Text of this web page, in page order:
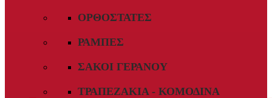
ΟΡΘΟΣΤΆΤΕΣ
ΡΆΜΠΕΣ
ΣΆΚΟΙ ΓΕΡΑΝΟΎ
ΤΡΑΠΕΖΆΚΙΑ - ΚΟΜΟΔΊΝΑ